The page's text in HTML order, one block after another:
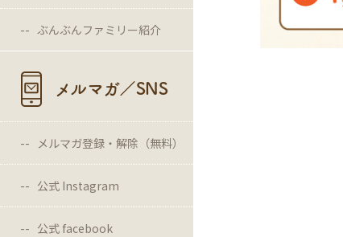
ぶんぶんファミリー紹介
メルマガ／SNS
メルマガ登録・解除（無料）
公式 Instagram
公式 facebook